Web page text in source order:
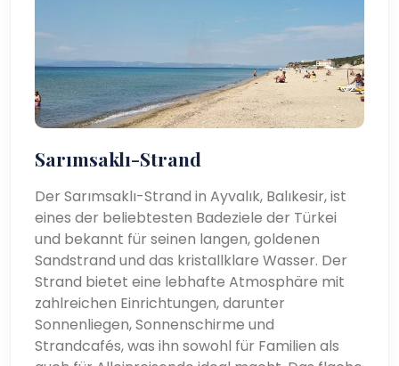
Sarımsaklı-Strand
Der Sarımsaklı-Strand in Ayvalık, Balıkesir, ist
eines der beliebtesten Badeziele der Türkei
und bekannt für seinen langen, goldenen
Sandstrand und das kristallklare Wasser. Der
Strand bietet eine lebhafte Atmosphäre mit
zahlreichen Einrichtungen, darunter
Sonnenliegen, Sonnenschirme und
Strandcafés, was ihn sowohl für Familien als